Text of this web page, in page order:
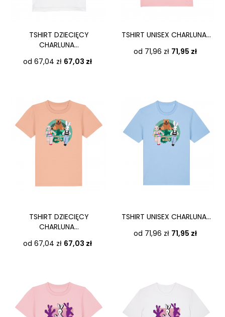
TSHIRT DZIECIĘCY
CHARLUNA...
od 67,04 zł Cena
67,03 zł
TSHIRT UNISEX CHARLUNA...
od 71,96 zł Cena
71,95 zł
TSHIRT DZIECIĘCY
CHARLUNA...
od 67,04 zł Cena
67,03 zł
TSHIRT UNISEX CHARLUNA...
od 71,96 zł Cena
71,95 zł